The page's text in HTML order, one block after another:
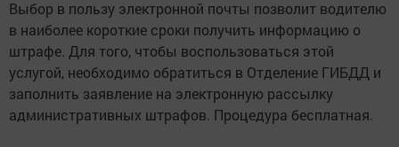
Выбор в пользу электронной почты позволит водителю
в наиболее короткие сроки получить информацию о
штрафе. Для того, чтобы воспользоваться этой
услугой, необходимо обратиться в Отделение ГИБДД и
заполнить заявление на электронную рассылку
административных штрафов. Процедура бесплатная.